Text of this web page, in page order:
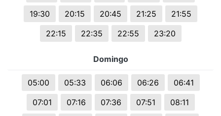
19:30
20:15 20:45 21:25
21:55
22:15
22:35 22:55 23:20
Domingo
05:00 05:33 06:06 06:26
06:41
07:01
07:16 07:36 07:51
08:11